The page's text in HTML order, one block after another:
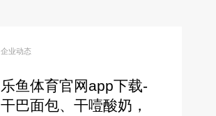
企业动态
乐鱼体育官网app下载-
干巴面包、干噎酸奶，